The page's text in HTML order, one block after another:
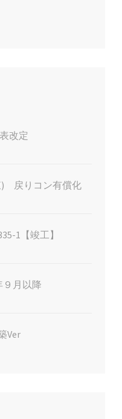
改定
) 戻りコン有償化
1【竣工】
９月以降
Ver